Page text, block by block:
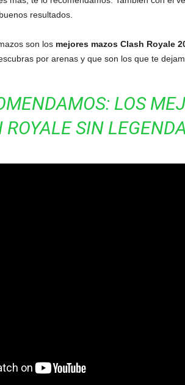
resultados.
son los mejores mazos Clash Royale
por arenas y que son los que te
LOS
ROYALE SIN